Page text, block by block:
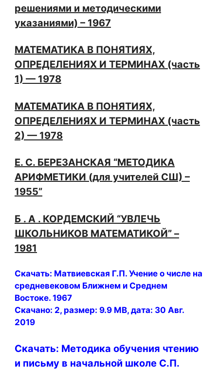
решениями и методическими
указаниями) – 1967
МАТЕМАТИКА В ПОНЯТИЯХ,
ОПРЕДЕЛЕНИЯХ И ТЕРМИНАХ (часть
1) — 1978
МАТЕМАТИКА В ПОНЯТИЯХ,
ОПРЕДЕЛЕНИЯХ И ТЕРМИНАХ (часть
2) — 1978
Е. С. БЕРЕЗАНСКАЯ “МЕТОДИКА
АРИФМЕТИКИ (для учителей СШ) –
1955”
Б . А . КОРДЕМСКИЙ “УВЛЕЧЬ
ШКОЛЬНИКОВ МАТЕМАТИКОЙ” –
1981
Скачать: Матвиевская Г.П. Учение о числе на
средневековом Ближнем и Среднем
Востоке. 1967
Скачано: 2, размер: 9.9 MB, дата: 30 Авг.
2019
Скачать: Методика обучения чтению
и письму в начальной школе С.П.